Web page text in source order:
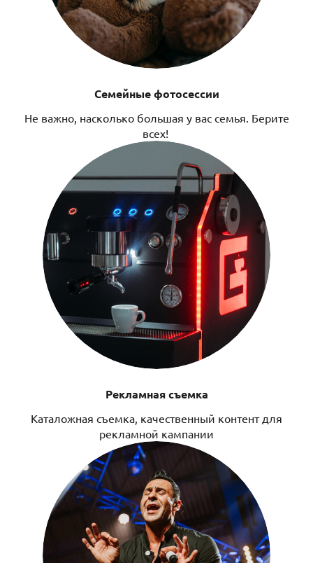
Семейные фотосессии
Не важно, насколько большая у вас семья. Берите
всех!
Рекламная съемка
Каталожная съемка, качественный контент для
рекламной кампании